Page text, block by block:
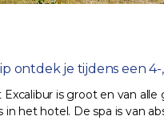
ontdek je tijdens een
is groot en van
het hotel. De spa is van